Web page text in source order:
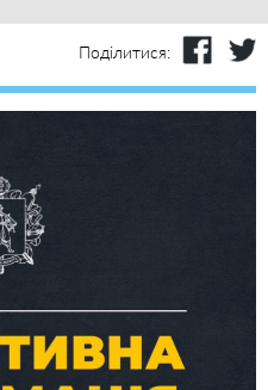
Поділитися: